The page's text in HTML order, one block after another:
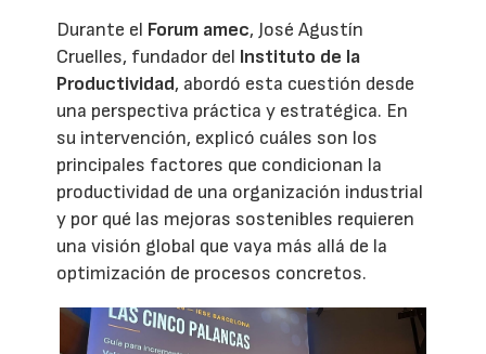
Durante el Forum amec, José Agustín
Cruelles, fundador del Instituto de la
Productividad, abordó esta cuestión desde
una perspectiva práctica y estratégica. En
su intervención, explicó cuáles son los
principales factores que condicionan la
productividad de una organización industrial
y por qué las mejoras sostenibles requieren
una visión global que vaya más allá de la
optimización de procesos concretos.